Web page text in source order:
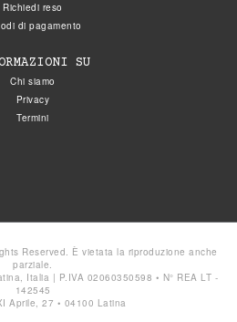
Richiedi reso
di pagamento
SU
Chi siamo
Privacy
Termini
Reserved. È vietata la riproduzione anche
parziale.
Italia | P.IVA 02060350598 • N° REA LT -
142545
Aprile, 27 • 04100 Latina